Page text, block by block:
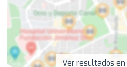
Ver resultados